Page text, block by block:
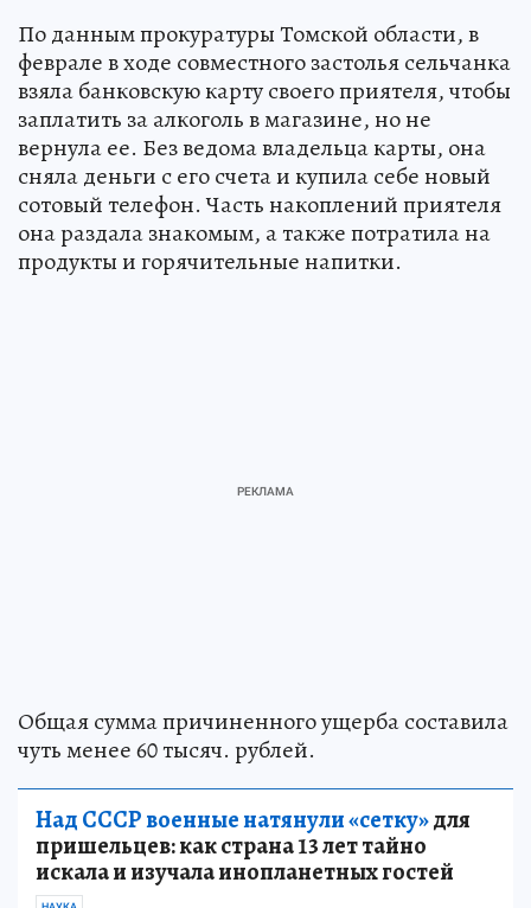
По данным прокуратуры Томской области, в
феврале в ходе совместного застолья сельчанка
взяла банковскую карту своего приятеля, чтобы
заплатить за алкоголь в магазине, но не
вернула ее. Без ведома владельца карты, она
сняла деньги с его счета и купила себе новый
сотовый телефон. Часть накоплений приятеля
она раздала знакомым, а также потратила на
продукты и горячительные напитки.
Общая сумма причиненного ущерба составила
чуть менее 60 тысяч. рублей.
Над СССР военные натянули «сетку»для
пришельцев: как страна 13 лет тайно
искала и изучала инопланетных гостей